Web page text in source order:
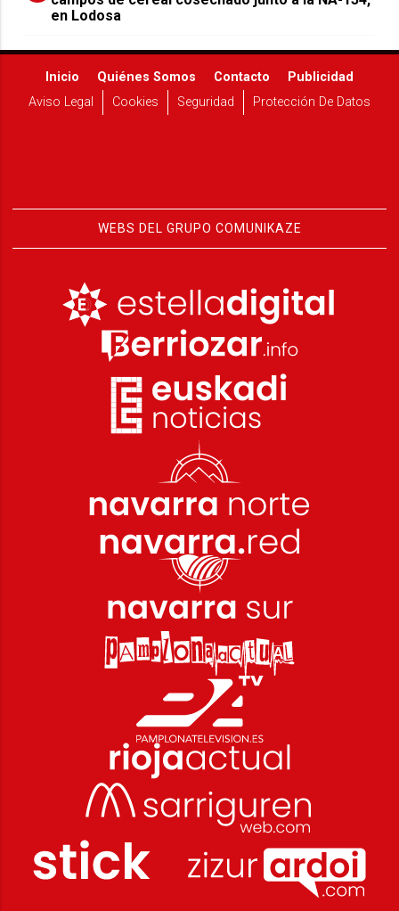
en Lodosa
Inicio Quiénes Somos Contacto
Publicidad
Aviso Legal
Cookies Seguridad Protección De Datos
WEBS DEL GRUPO COMUNIKAZE